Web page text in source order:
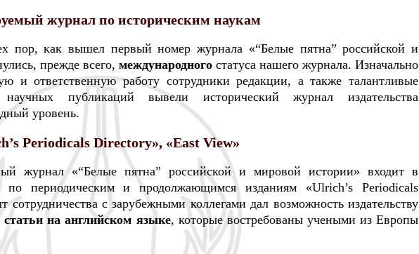
журнал по историческим наукам
пор, как вышел первый номер журнала «“Белые пятна” российской и
прежде всего, международного статуса нашего журнала. Изначально
и ответственную работу сотрудники редакции, а также талантливые
публикаций вывели исторический журнал издательства
уровень.
Periodicals Directory», «East View»
журнал «“Белые пятна” российской и мировой истории» входит в
по периодическим и продолжающимся изданиям «Ulrich’s Periodicals
с зарубежными коллегами дал возможность издательству
статьи на английском языке, которые востребованы учеными из Европы